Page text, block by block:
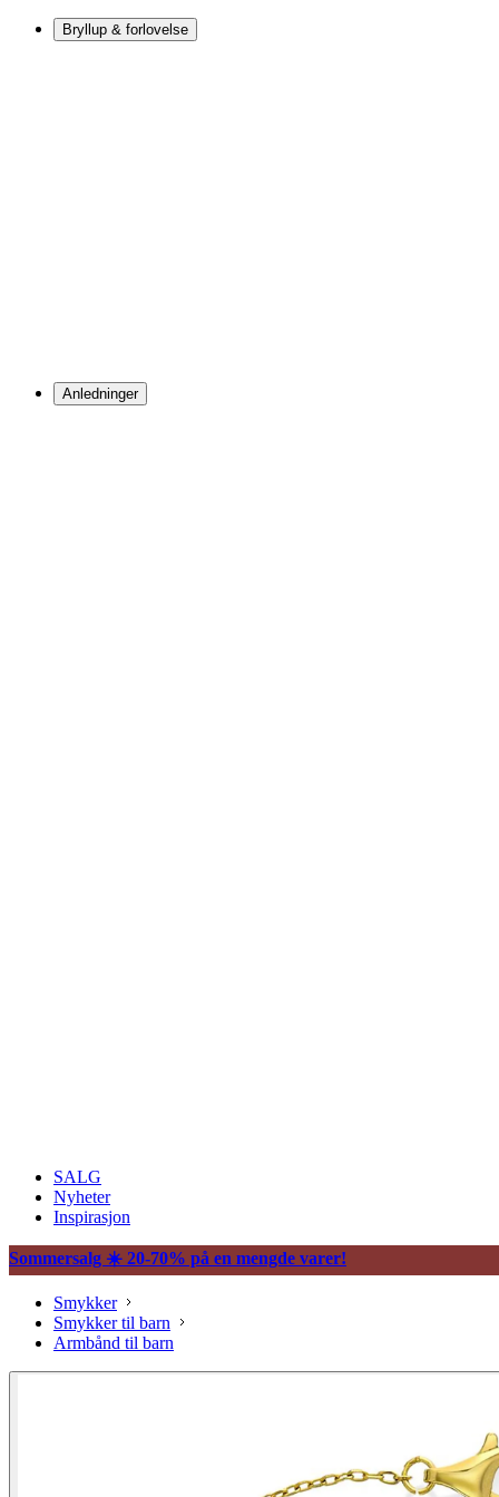
Bryllup & forlovelse
Anledninger
SALG
Nyheter
Inspirasjon
Sommersalg ☀️ 20-70% på en mengde varer!
Smykker
Smykker til barn
Armbånd til barn